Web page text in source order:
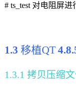
# ts_test 对电阻屏进
1.3 移植QT
1.3.1 拷贝压缩